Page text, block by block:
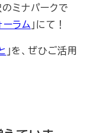
のミナパークで
ラム 」にて！
」を、ぜひご活用